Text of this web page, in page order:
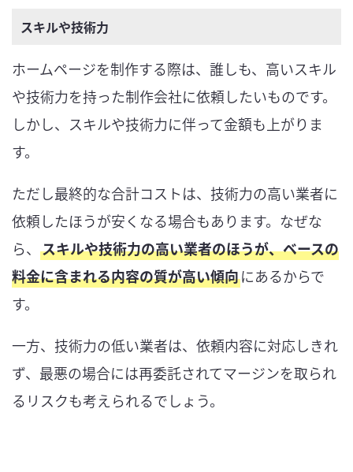
スキルや技術力
ホームページを制作する際は、誰しも、高いスキル
や技術力を持った制作会社に依頼したいものです。
しかし、スキルや技術力に伴って金額も上がりま
す。
ただし最終的な合計コストは、技術力の高い業者に
依頼したほうが安くなる場合もあります。なぜな
ら、 スキルや技術力の高い業者のほうが、ベースの
料金に含まれる内容の質が高い傾向にあるからで
す。
一方、技術力の低い業者は、依頼内容に対応しきれ
ず、最悪の場合には再委託されてマージンを取られ
るリスクも考えられるでしょう。